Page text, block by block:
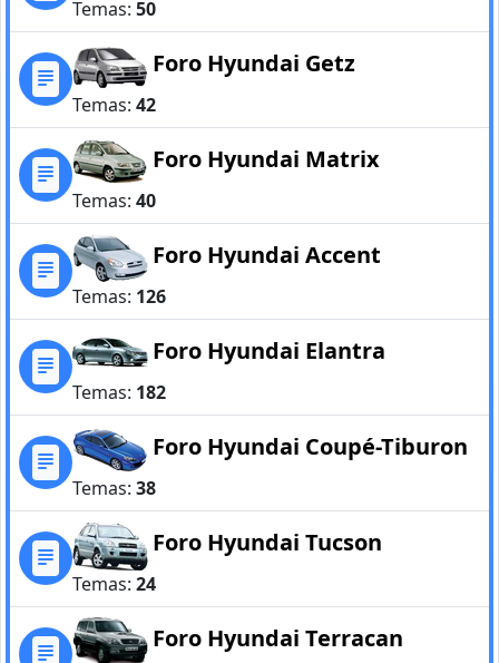
Temas: 50
Foro Hyundai Getz
Temas: 42
Foro Hyundai Matrix
Temas: 40
Foro Hyundai Accent
Temas: 126
Foro Hyundai Elantra
Temas: 182
Foro Hyundai Coupé-Tiburon
Temas: 38
Foro Hyundai Tucson
Temas: 24
Foro Hyundai Terracan